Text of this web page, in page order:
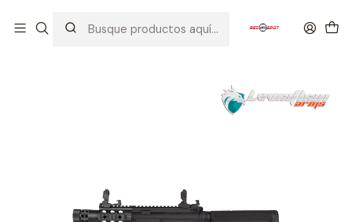
LEVIATHAN ARMS M4 PDW BK 2G ETU (PRO)